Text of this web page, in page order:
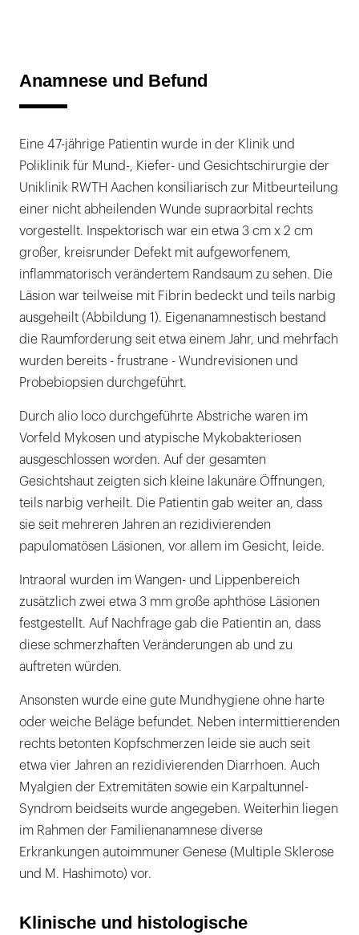
Anamnese und Befund
Eine 47-jährige Patientin wurde in der Klinik und
Poliklinik für Mund-, Kiefer- und Gesichtschirurgie der
Uniklinik RWTH Aachen konsiliarisch zur Mitbeurteilung
einer nicht abheilenden Wunde supraorbital rechts
vorgestellt. Inspektorisch war ein etwa 3 cm x 2 cm
großer, kreisrunder Defekt mit aufgeworfenem,
inflammatorisch verändertem Randsaum zu sehen. Die
Läsion war teilweise mit Fibrin bedeckt und teils narbig
ausgeheilt (Abbildung 1). Eigenanamnestisch bestand
die Raumforderung seit etwa einem Jahr, und mehrfach
wurden bereits - frustrane - Wundrevisionen und
Probebiopsien durchgeführt.
Durch alio loco durchgeführte Abstriche waren im
Vorfeld Mykosen und atypische Mykobakteriosen
ausgeschlossen worden. Auf der gesamten
Gesichtshaut zeigten sich kleine lakunäre Öffnungen,
teils narbig verheilt. Die Patientin gab weiter an, dass
sie seit mehreren Jahren an rezidivierenden
papulomatösen Läsionen, vor allem im Gesicht, leide.
Intraoral wurden im Wangen- und Lippenbereich
zusätzlich zwei etwa 3 mm große aphthöse Läsionen
festgestellt. Auf Nachfrage gab die Patientin an, dass
diese schmerzhaften Veränderungen ab und zu
auftreten würden.
Ansonsten wurde eine gute Mundhygiene ohne harte
oder weiche Beläge befundet. Neben intermittierenden
rechts betonten Kopfschmerzen leide sie auch seit
etwa vier Jahren an rezidivierenden Diarrhoen. Auch
Myalgien der Extremitäten sowie ein Karpaltunnel-
Syndrom beidseits wurde angegeben. Weiterhin liegen
im Rahmen der Familienanamnese diverse
Erkrankungen autoimmuner Genese (Multiple Sklerose
und M. Hashimoto) vor.
Klinische und histologische